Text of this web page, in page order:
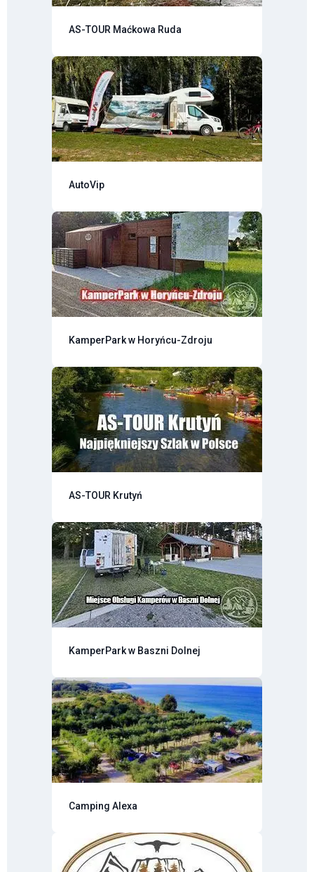
AS-TOUR Maćkowa Ruda
AutoVip
KamperPark w Horyńcu-Zdroju
AS-TOUR Krutyń
KamperPark w Baszni Dolnej
Camping Alexa